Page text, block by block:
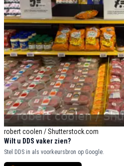
robert coolen / Shutterstock.com
Wilt u DDS vaker zien?
Stel DDS in als voorkeursbron op Google.